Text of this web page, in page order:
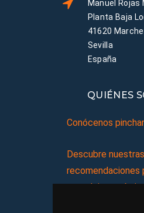
Manuel Rojas
Planta Baja
41620
Sevilla
España
QUIÉNES
Conócenos
Descubre nuestras
recomendaciones
complejos